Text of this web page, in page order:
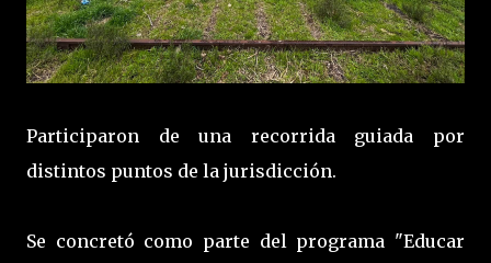
Participaron de una recorrida guiada por
distintos puntos de la jurisdicción.
Se concretó como parte del programa "Educar